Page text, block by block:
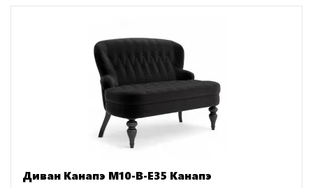
Диван Канапэ M10-B-E35 Канапэ